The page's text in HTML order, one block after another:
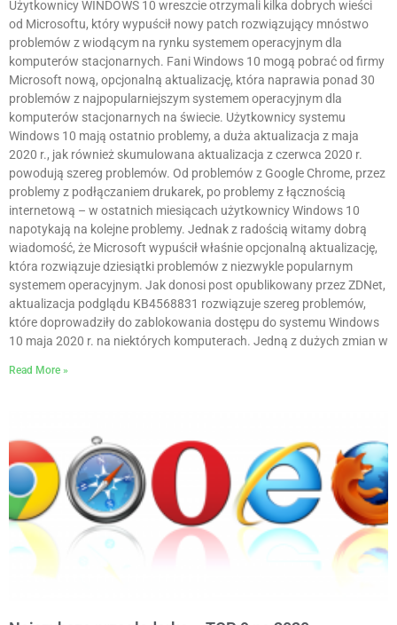
Użytkownicy WINDOWS 10 wreszcie otrzymali kilka dobrych wieści
od Microsoftu, który wypuścił nowy patch rozwiązujący mnóstwo
problemów z wiodącym na rynku systemem operacyjnym dla
komputerów stacjonarnych. Fani Windows 10 mogą pobrać od firmy
Microsoft nową, opcjonalną aktualizację, która naprawia ponad 30
problemów z najpopularniejszym systemem operacyjnym dla
komputerów stacjonarnych na świecie. Użytkownicy systemu
Windows 10 mają ostatnio problemy, a duża aktualizacja z maja
2020 r., jak również skumulowana aktualizacja z czerwca 2020 r.
powodują szereg problemów. Od problemów z Google Chrome, przez
problemy z podłączaniem drukarek, po problemy z łącznością
internetową – w ostatnich miesiącach użytkownicy Windows 10
napotykają na kolejne problemy. Jednak z radością witamy dobrą
wiadomość, że Microsoft wypuścił właśnie opcjonalną aktualizację,
która rozwiązuje dziesiątki problemów z niezwykle popularnym
systemem operacyjnym. Jak donosi post opublikowany przez ZDNet,
aktualizacja podglądu KB4568831 rozwiązuje szereg problemów,
które doprowadziły do zablokowania dostępu do systemu Windows
10 maja 2020 r. na niektórych komputerach. Jedną z dużych zmian w
Read More »